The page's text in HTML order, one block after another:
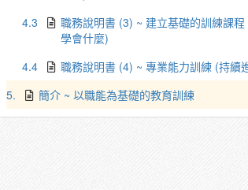
4.3
職務說明書 (3) ~ 建立基礎的訓練課程
學會什麼)
4.4
職務說明書 (4) ~ 專業能力訓練 (持續
5.
簡介 ~ 以職能為基礎的教育訓練